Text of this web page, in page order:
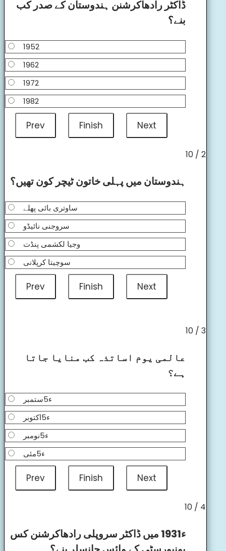
ڈاکٹر رادھاکرشنن ہندوستان کے صدر کب
بنے؟
1952
1962
1972
1982
2 / 10
ہندوستان میں پہلی خاتون ٹیچر کون تھیں؟
ساوتری بائی پھلے
سروجنی نائیڈو
وجیا لکشمی پنڈت
سوچیتا کرپلانی
3 / 10
عالمی یوم اساتذہ کب منایا جاتا
ہے؟
ء5ستمبر
ء5اکتوبر
ء5نومبر
ء5مئی
4 / 10
ء1931 میں ڈاکٹر سروپلی رادھاکرشنن کس